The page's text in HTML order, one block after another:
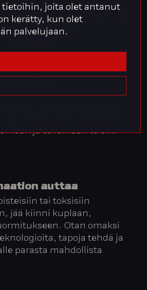
joita olet antanut
kerätty, kun olet
palvelujaan.
ja opettelen
itseni parempaa johtamista.
kasvaa, Integratan
ja menen sinne, minne muut
Integratalainen on
ja tekemään toisin.
auttaa
tai toksisiin
jää kiinni kuplaan,
Otan omaksi
tapoja tehdä ja
parasta mahdollista